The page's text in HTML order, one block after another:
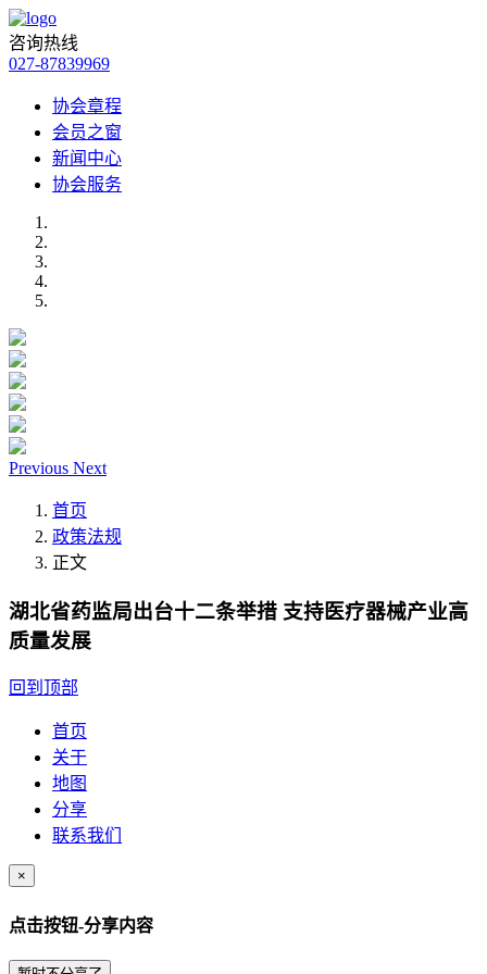
咨询热线
027-87839969
协会章程
会员之窗
新闻中心
协会服务
Previous Next
首页
政策法规
正文
湖北省药监局出台十二条举措 支持医疗器械产业高
质量发展
回到顶部
首页
关于
地图
分享
联系我们
×
点击按钮-分享内容